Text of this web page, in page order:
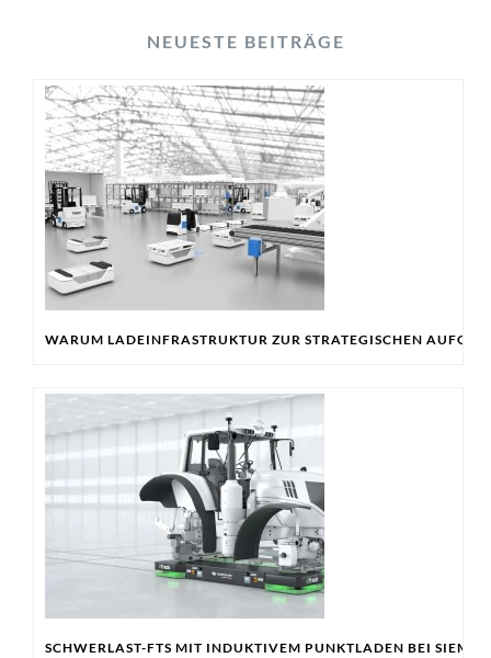
NEUESTE BEITRÄGE
WARUM LADEINFRASTRUKTUR ZUR STRATEGISCHEN
SCHWERLAST-FTS MIT INDUKTIVEM PUNKTLADEN BEI